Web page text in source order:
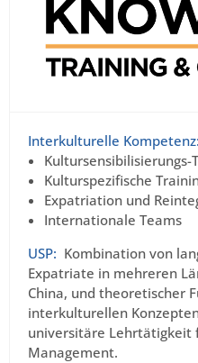
Interkulturelle Kompetenz:
Kultursensibilisierungs-
Kulturspezifische
Expatriation und
Internationale Teams
USP: Kombination von
Expatriate in mehreren
China, und theoretischer
interkulturellen
universitäre Lehrtätigkeit
Management.